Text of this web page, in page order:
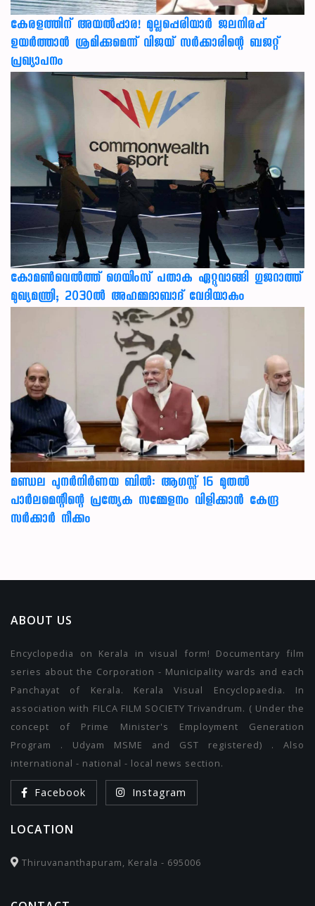
കേരളത്തിന് അ‌യൽപ്പാര! മുല്ലപ്പെരിയാർ ജലനിരപ്പ്
ഉയർത്താൻ ശ്രമിക്കുമെന്ന് വിജയ് സർക്കാരിന്റെ ബജറ്റ്
പ്രഖ്യാപനം
കോമൺവെൽത്ത് ഗെയിംസ് പതാക ഏറ്റുവാങ്ങി ഗുജറാത്ത്
മുഖ്യമന്ത്രി; 2030ൽ അഹമ്മദാബാദ് വേദിയാകും
മണ്ഡല പുനർനിർണയ ബിൽ: ആഗസ്റ്റ് 16 മുതൽ
പാർലമെന്റിന്റെ പ്രത്യേക സമ്മേളനം വിളിക്കാൻ കേന്ദ്ര
സർക്കാർ നീക്കം
ABOUT US
Encyclopedia on Kerala in visual form! Documentary film
series about the Corporation - Municipality wards and each
Panchayat of Kerala. Kerala Visual Encyclopaedia. In
association with FILCA FILM SOCIETY Trivandrum. ( Under the
concept of Prime Minister's Employment Generation
Program . Udyam MSME and GST registered) . Also
international - national - local news section.
Facebook Instagram
LOCATION
Thiruvananthapuram, Kerala - 695006